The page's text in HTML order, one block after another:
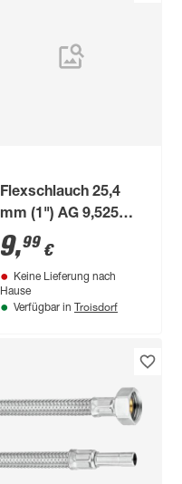
Flexschlauch 25,4
mm (1") AG 9,525
mm (3/8") AG x 500
mm M10
9,99 €
Keine Lieferung nach
Hause
Verfügbar in Troisdorf